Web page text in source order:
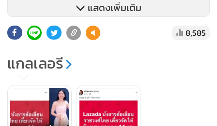
เซคท์ ดีไซน์ แฟคทอรี่ จำกัด ได้โพสต์ข้อความ ระบุว่า ได้รับมอบ
หมายจากลาซาด้าให้เป็นผู้ประสานงานและติดต่อจัดทำคลิป
โปรโมตแคมเปญ หนึ่งในนั้นคือนารา เครปกะเทย ได้นำเสนอ
ภาพที่ไม่เหมาะสมและกระทบต่อความรู้สึกของผู้ที่ได้รับชมคลิป
ดังกล่าว บริษัทฯ ในฐานะเป็นผู้รับผิดชอบในการติดต่อและ
แสดงเพิ่มเติม
8,585
แกลเลอรี